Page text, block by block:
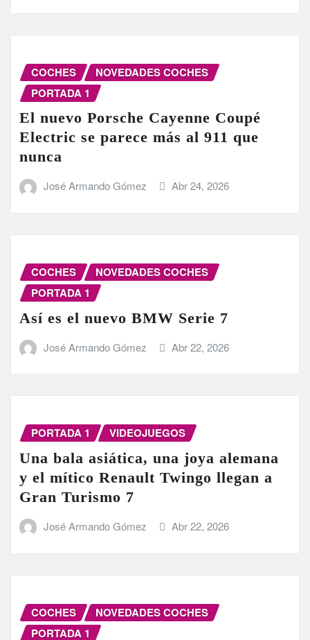
COCHES
NOVEDADES COCHES
PORTADA 1
El nuevo Porsche Cayenne Coupé
Electric se parece más al 911 que
nunca
José Armando Gómez Abr 24, 2026
COCHES
NOVEDADES COCHES
PORTADA 1
Así es el nuevo BMW Serie 7
José Armando Gómez Abr 22, 2026
PORTADA 1 VIDEOJUEGOS
Una bala asiática, una joya alemana
y el mítico Renault Twingo llegan a
Gran Turismo 7
José Armando Gómez Abr 22, 2026
COCHES
NOVEDADES COCHES
PORTADA 1